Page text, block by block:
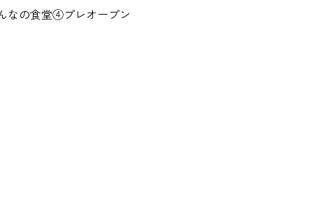
なの食堂④プレオープン